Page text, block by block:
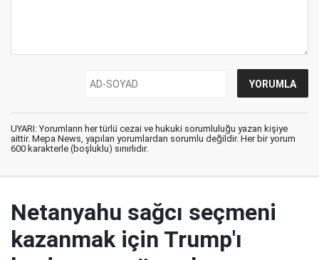
UYARI: Yorumların her türlü cezai ve hukuki sorumluluğu yazan kişiye
aittir. Mepa News, yapılan yorumlardan sorumlu değildir. Her bir yorum
600 karakterle (boşluklu) sınırlıdır.
Netanyahu sağcı seçmeni
kazanmak için Trump'ı